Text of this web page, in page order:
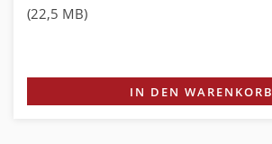
(22,5 MB)
IN DEN WARENKORB